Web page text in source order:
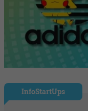
InfoStartUps